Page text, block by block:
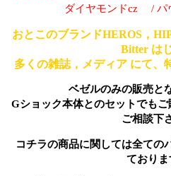
ダイヤモンドcz / パ
おとこのブランドHEROS，
Bitter は
多くの雑誌，メディア にて、
ベゼルのみの販売と
Gショック本体とのセットでも
ご相談下
コチラの商品に関しては全ての
ておりま